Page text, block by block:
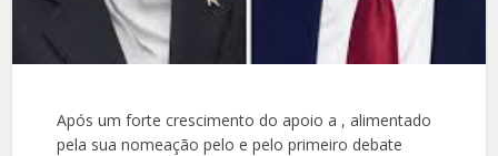
Após um forte crescimento do apoio a , alimentado
pela sua nomeação pelo e pelo primeiro debate